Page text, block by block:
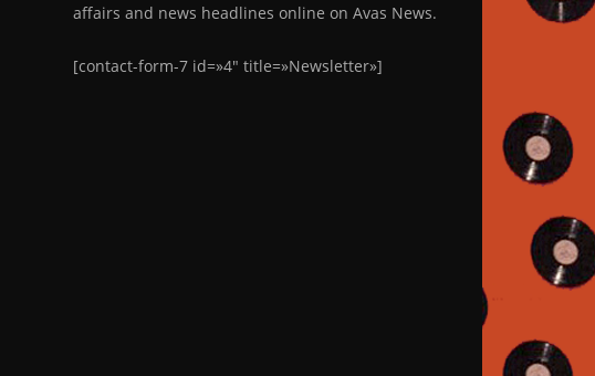
affairs and news headlines online on Avas News.
[contact-form-7 id=»4″ title=»Newsletter»]